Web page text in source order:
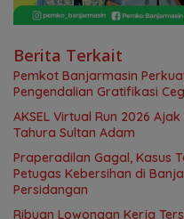
Berita Terkait
Pemkot Banjarmasin
Pengendalian Gratifikasi
AKSEL Virtual Run 2026
Tahura Sultan Adam
Praperadilan Gagal, Kasus
Petugas Kebersihan di
Persidangan
Ribuan Lowongan Kerja